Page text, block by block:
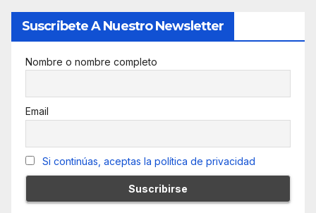
Suscribete A Nuestro Newsletter
Nombre o nombre completo
Email
Si continúas, aceptas la política de privacidad